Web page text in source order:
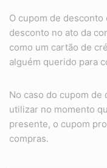
O cupom de
desconto no ato da
como um cartão de
alguém querido para
No caso do cupom
utilizar no momento
presente, o cupom
compras.